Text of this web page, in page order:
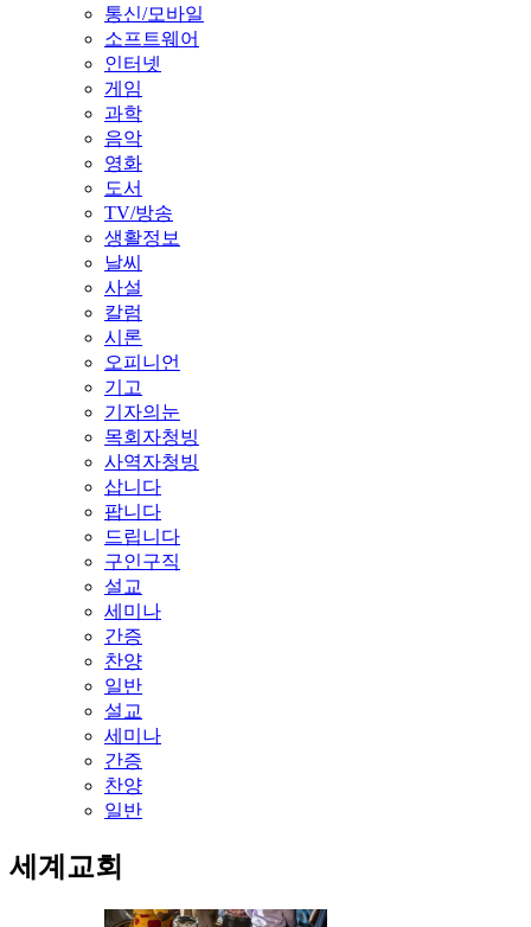
통신/모바일
소프트웨어
인터넷
게임
과학
음악
영화
도서
TV/방송
생활정보
날씨
사설
칼럼
시론
오피니언
기고
기자의눈
목회자청빙
사역자청빙
삽니다
팝니다
드립니다
구인구직
설교
세미나
간증
찬양
일반
설교
세미나
간증
찬양
일반
세계교회